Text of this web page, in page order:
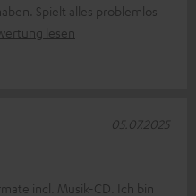
Spielt alles problemlos
lesen
incl. Musik-CD. Ich bin
05.07.2025